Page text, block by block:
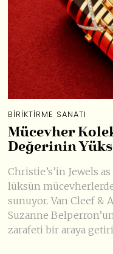
BIRIKTIRME SANATI
Mücevher
Değerinin
Christie’s’in Jewels
lüksün
sunuyor. Van Cleef &
Suzanne
zarafeti bir araya